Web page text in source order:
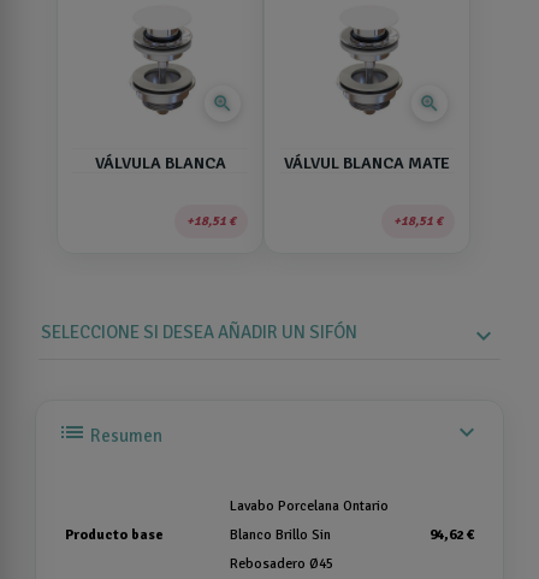
zoom_in
VÁLVULA BLANCA
18,51 €
zoom_in
VÁLVUL BLANCA MATE
18,51 €
SELECCIONE SI DESEA AÑADIR UN SIFÓN expand_more
list Resumen expand_more
Producto base
Lavabo Porcelana Ontario
Blanco Brillo Sin
Rebosadero Ø45
94,62 €